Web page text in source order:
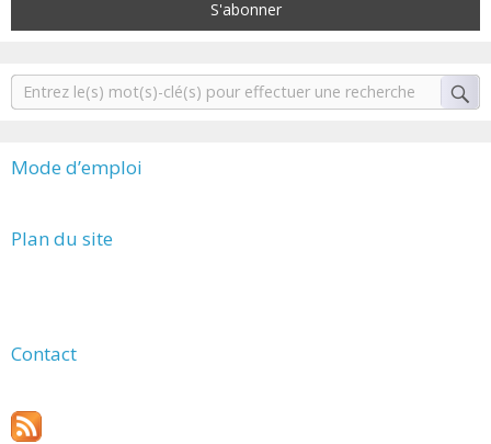
Mode d’emploi
Plan du site
Contact